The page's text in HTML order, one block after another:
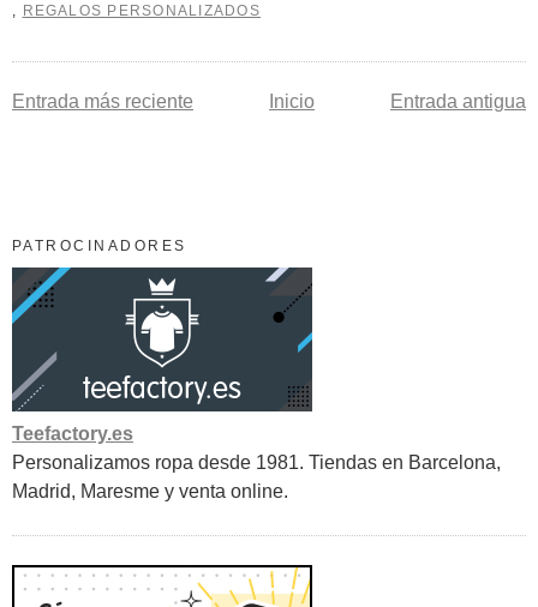
, REGALOS PERSONALIZADOS
Entrada más reciente Entrada antigua
Inicio
PATROCINADORES
Teefactory.es
Personalizamos ropa desde 1981. Tiendas en Barcelona,
Madrid, Maresme y venta online.